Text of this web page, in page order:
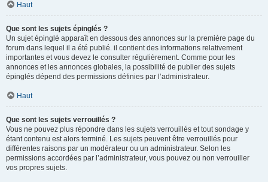
Haut
Que sont les sujets épinglés ?
Un sujet épinglé apparaît en dessous des annonces sur la première page du
forum dans lequel il a été publié. il contient des informations relativement
importantes et vous devez le consulter régulièrement. Comme pour les
annonces et les annonces globales, la possibilité de publier des sujets
épinglés dépend des permissions définies par l’administrateur.
Haut
Que sont les sujets verrouillés ?
Vous ne pouvez plus répondre dans les sujets verrouillés et tout sondage y
étant contenu est alors terminé. Les sujets peuvent être verrouillés pour
différentes raisons par un modérateur ou un administrateur. Selon les
permissions accordées par l’administrateur, vous pouvez ou non verrouiller
vos propres sujets.